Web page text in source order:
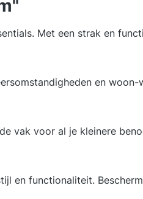
Met een strak en
en woon-
vak voor al je kleinere
en functionaliteit.